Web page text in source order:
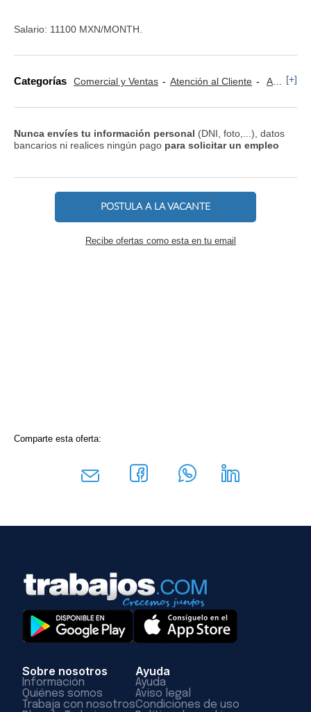
Salario: 11100 MXN/MONTH.
Categorías Comercial y Ventas Atención al Cliente Azafatas [+]
Nunca envíes tu información personal (DNI, foto,...), datos
bancarios ni realices ningún pago para solicitar un empleo
POSTULA A LA VACANTE
Recibe ofertas como esta en tu email
Comparte esta oferta:
Sobre nosotros
Información
Quiénes somos
Trabaja con nosotros
Ayuda
Ayuda
Aviso legal
Condiciones de uso